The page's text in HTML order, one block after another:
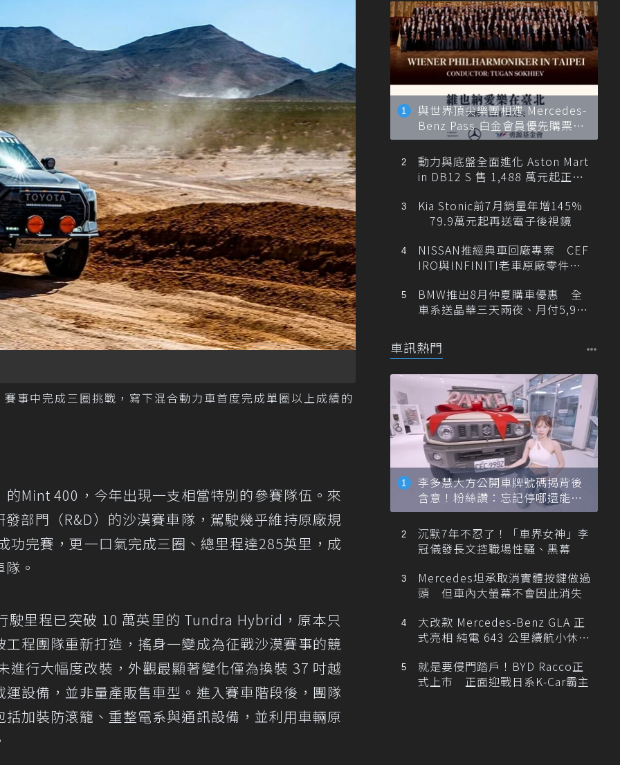
中完成三圈挑戰，寫下混合動力車首度完成單圈以上成績的
Mint 400，今年出現一支相當特別的參賽隊伍。來
部門（R&D）的沙漠賽車隊，駕駛幾乎維持原廠規
功完賽，更一口氣完成三圈、總里程達285英里，成
。
駛里程已突破 10 萬英里的 Tundra Hybrid，原本只
程團隊重新打造，搖身一變成為征戰沙漠賽事的競
行大幅度改裝，外觀最顯著變化僅為換裝 37 吋越
設備，並非量產販售車型。進入賽車階段後，團隊
加裝防滾籠、重整電系與通訊設備，並利用車輛原
與世界頂尖樂團相遇 Mercedes-
Benz Pass 白金會員優先購票維
也納愛樂
動力與底盤全面進化 Aston Mart
in DB12 S 售 1,488 萬元起正式
Kia Stonic前7月銷量年增145%
79.9萬元起再送電子後視鏡
NISSAN推經典車回廠專案 CEF
IRO與INFINITI老車原廠零件最
BMW推出8月仲夏購車優惠 全
車系送晶華三天兩夜、月付5,900
車訊熱門
李多慧大方公開車牌號碼揭背後
含意！粉絲讚：忘記停哪還能幫
忙找車
沉默7年不忍了！「車界女神」李
冠儀發長文控職場性騷、黑幕
Mercedes坦承取消實體按鍵做過
頭 但車內大螢幕不會因此消失
大改款 Mercedes-Benz GLA 正
式亮相 純電 643 公里續航小休
就是要侵門踏戶！BYD Racco正
式上市 正面迎戰日系K-Car霸主